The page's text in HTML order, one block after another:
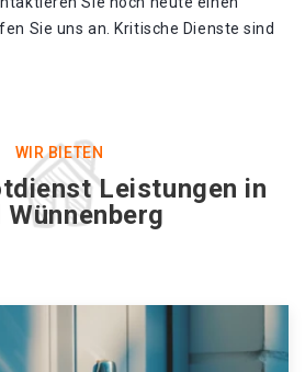
Sie uns an. Kritische Dienste sind
WIR BIETEN
Leistungen in
Wünnenberg